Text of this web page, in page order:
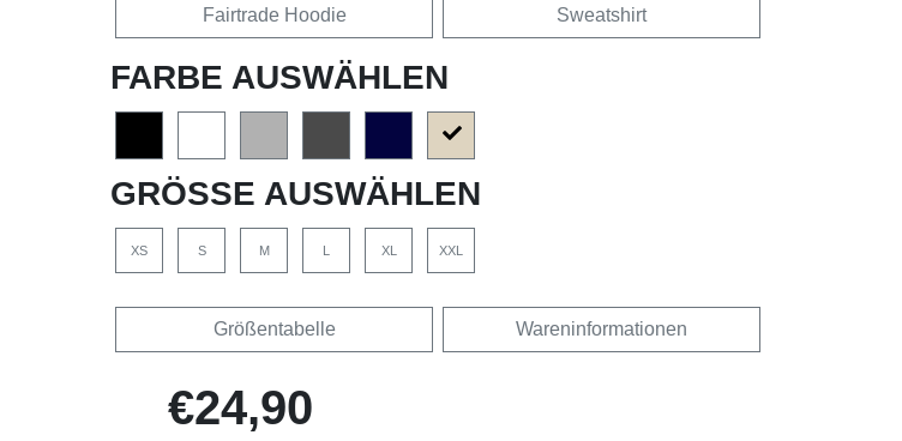
Fairtrade Hoodie Sweatshirt
FARBE AUSWÄHLEN
GRÖSSE AUSWÄHLEN
XS S M L XL XXL
Größentabelle Wareninformationen
€24,90